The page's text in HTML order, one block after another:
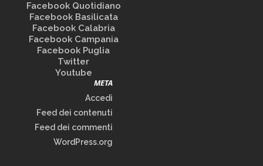
Facebook Quotidiano
Facebook Basilicata
Facebook Calabria
Facebook Campania
Facebook Puglia
Twitter
Youtube
META
Accedi
Feed dei contenuti
Feed dei commenti
WordPress.org